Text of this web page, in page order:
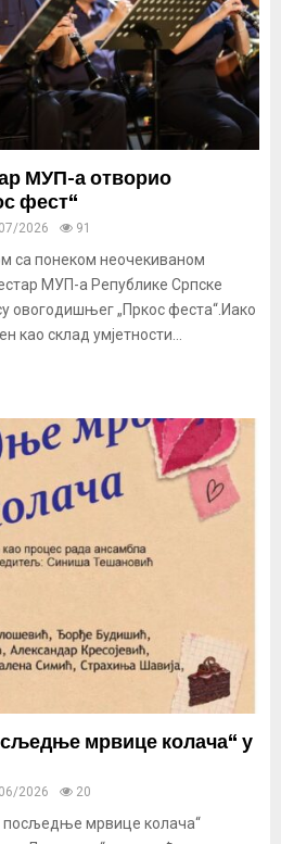
МУП-а отворио
фест“
2026 91
са понеком неочекиваном
МУП-а Републике Српске
овогодишњег „Пркос феста“.Иако
као склад умјетности...
мрвице колача“ у
2026 20
посљедње мрвице колача“